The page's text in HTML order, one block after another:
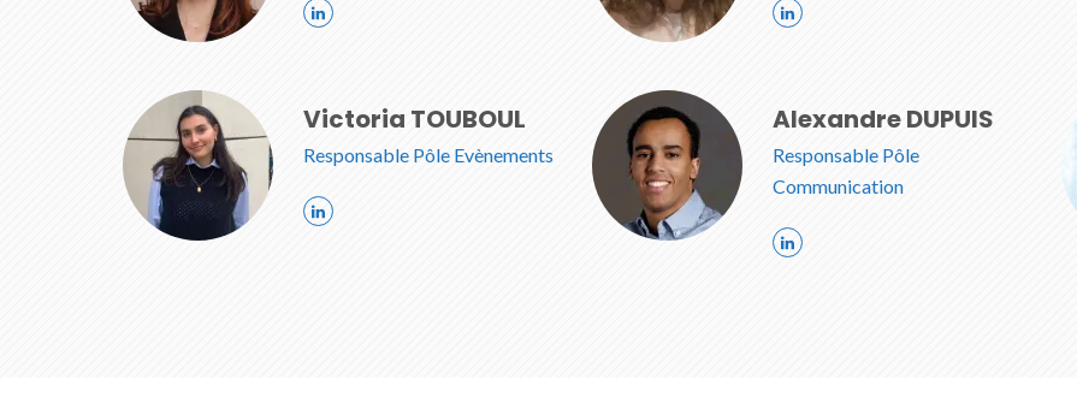
Victoria TOUBOUL
Responsable Pôle Evènements
Alexandre DUPUIS
Responsable Pôle
Communication